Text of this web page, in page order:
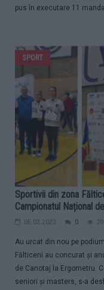
pus în executare 11
SPORT
Sportivii din zona
Campionatul Național
05.03.2023 0
Au urcat din nou pe
Fălticeni au concurat și
de Canotaj la Ergometru.
seniori și masters, s-a